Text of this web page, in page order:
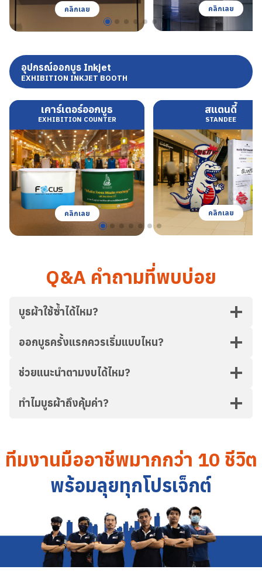
ค้นหา
คลิกเลย คลิกเลย
อุปกรณ์ออกบูธ Inkjet
EXHIBITION INKJET BOOTH
เคาร์เตอร์ออกบูธ
EXHIBITION COUNTER
คลิกเลย
สแตนดี้
STANDEE
คลิกเลย
Q&A คำถามที่พบบ่อย
บูธผ้าใช้ซ้ำได้ไหม?
ออกบูธครั้งแรกควรเริ่มแบบไหน?
ช่วยแนะนำตามงบได้ไหม?
ทำไมบูธผ้าถึงคุ้มค่า?
ทีมงานมืออาชีพมากกว่า 10 ชีวิต
พร้อมลุยทุกโปรเจ็กต์